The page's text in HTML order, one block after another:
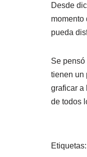
Desde
momento
pueda
Se pensó
tienen un
graficar a
de todos
Etiquetas: